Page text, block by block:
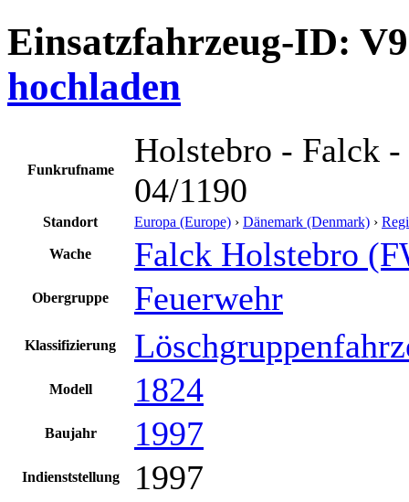
Einsatzfahrzeug-ID:
hochladen
Funkrufname
Holstebro - Falck
04/1190
Standort Europa (Europe) › Dänemark (Denmark) ›
Wache Falck Holstebro
Obergruppe Feuerwehr
Klassifizierung
Modell 1824
Baujahr 1997
Indienststellung 1997